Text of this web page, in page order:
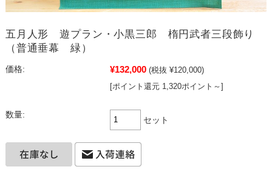
五月人形 遊プラン・小黒三郎 楕円武者三段飾り
（普通垂幕 緑）
価格: ¥132,000 (税抜 ¥120,000)
[ポイント還元 1,320ポイント～]
数量:
セット